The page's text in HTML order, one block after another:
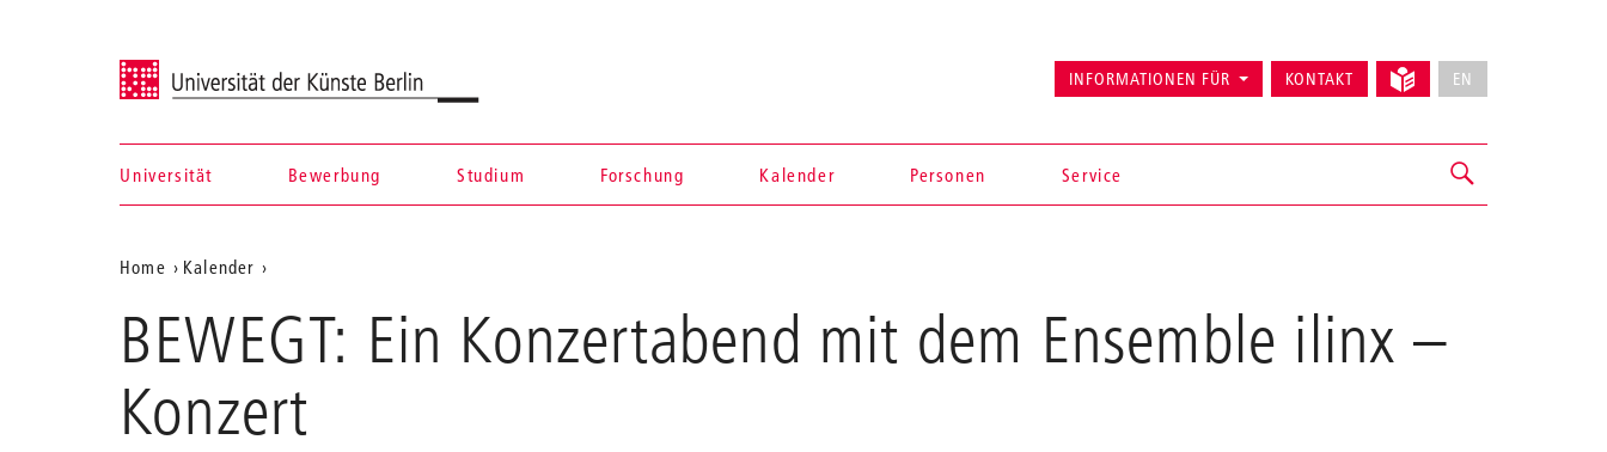
Universität der Künste Berlin
Navigation &
Suche
Universität Bewerbung Studium Forschung Kalender Personen Service
INFORMATIONEN FÜR KONTAKT EN
Aktuelle
Position
auf
der
Webseite
Home
Kalender
Ein
Konzertabend
mit
dem
Ensemble
BEWEGT: Ein Konzertabend mit dem Ensemble ilinx –
Konzert